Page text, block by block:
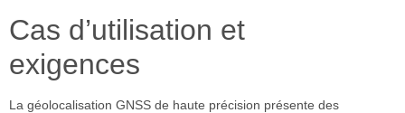
Cas d’utilisation et
exigences
La géolocalisation GNSS de haute précision présente des